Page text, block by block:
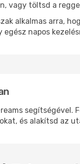
vagy töltsd a
alkalmas arra,
napos
segítségével.
és alakítsd az